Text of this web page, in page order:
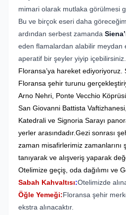
mimari olarak mutlaka görülmesi
Bu ve birçok eseri daha
ardından serbest zamanda Siena’
eden flamalardan alabilir meydan
aperatif bir şeyler yiyip
Floransa’ya hareket ediyoriyoruz.
Floransa şehir turunu
Arno Nehri, Ponte Vecchio
San Giovanni Battista
Katedrali ve Signoria Sarayı
yerler arasındadır.Gezi sonrası
zaman misafirlerimiz zamanlarını
tanıyarak ve alışveriş yaparak
Otelimize geçiş, oda dağılımı ve
Sabah Kahvaltısı:Otelimizde
Öğle Yemeği:Floransa şehir
ekstra alınacaktır.